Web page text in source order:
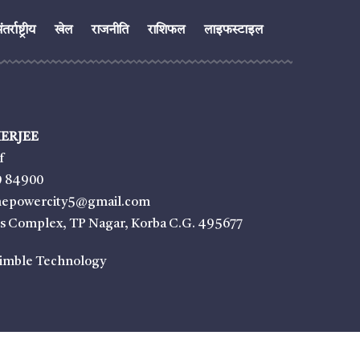
खेल राजनीति राशिफल लाइफस्टाइल
84900
Complex, TP Nagar, Korba C.G. 495677
Technology